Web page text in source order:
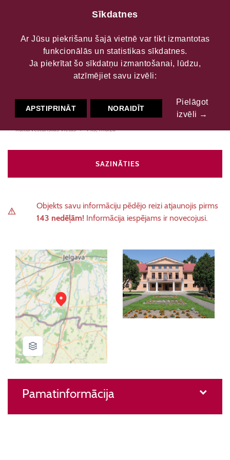
Lielplatones muižas
komplekss
Kultūrvēsturiskās vietas Pils, muiža
SAZINĀTIES
Objekts savu informāciju pēdējo reizi atjaunojis pirms
143 nedēļām! Informācija iespējams ir novecojusi.
Pamatinformācija
Sīkdatnes
Ar Jūsu piekrišanu šajā vietnē var tikt izmantotas
funkcionālās un statistikas sīkdatnes.
Ja piekrītat šo sīkdatņu izmantošanai, lūdzu,
atzīmējiet savu izvēli:
APSTIPRINĀT NORAIDĪT
Pielāgot
izvēli →